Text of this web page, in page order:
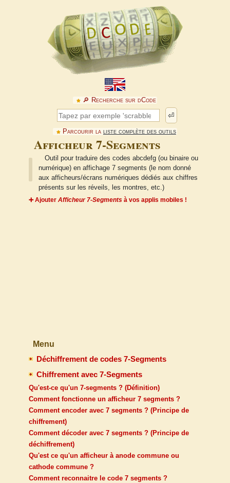
🔎︎ Recherche sur dCode
⏎
Parcourir la liste complète des outils
Afficheur 7-Segments
Outil pour traduire des codes abcdefg (ou binaire ou
numérique) en affichage 7 segments (le nom donné
aux afficheurs/écrans numériques dédiés aux chiffres
présents sur les réveils, les montres, etc.)
➕ Ajouter Afficheur 7-Segments à vos applis mobiles !
Menu
Déchiffrement de codes 7-Segments
Chiffrement avec 7-Segments
Qu'est-ce qu'un 7-segments ? (Définition)
Comment fonctionne un afficheur 7 segments ?
Comment encoder avec 7 segments ? (Principe de
chiffrement)
Comment décoder avec 7 segments ? (Principe de
déchiffrement)
Qu'est ce qu'un afficheur à anode commune ou
cathode commune ?
Comment reconnaitre le code 7 segments ?